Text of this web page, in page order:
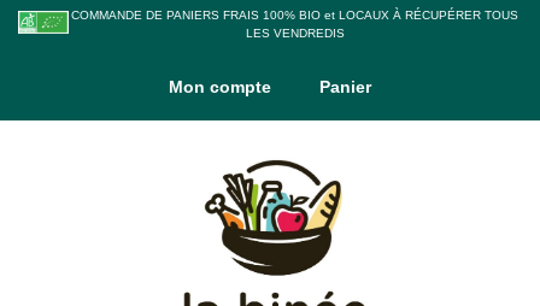
COMMANDE DE PANIERS FRAIS 100% BIO et LOCAUX À RÉCUPÉRER TOUS
LES VENDREDIS
Mon compte Panier